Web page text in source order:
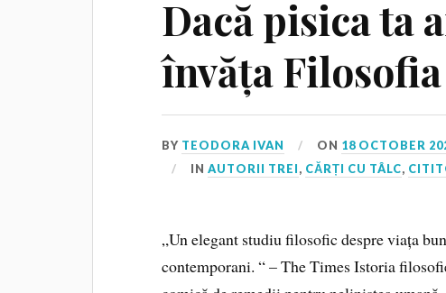
Dacă pisica ta
învăța
BY TEODORA IVAN ON 18 OCTOBER
INAUTORII TREI, CĂRȚI CU TÂLC,
„Un elegant studiu filosofic despre viața
contemporani. “ – The Times Istoria